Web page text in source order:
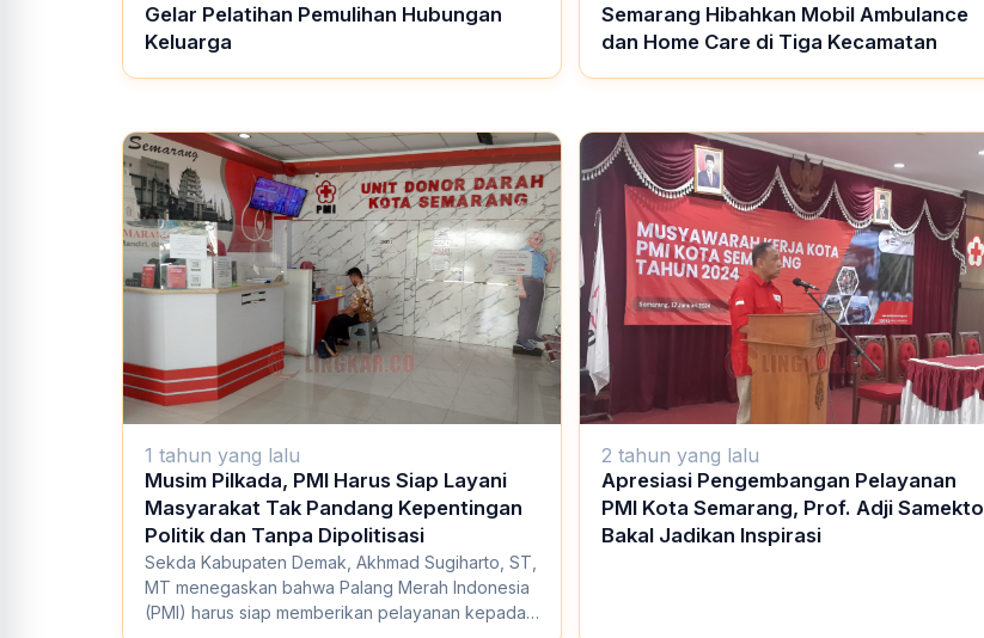
Gelar Pelatihan Pemulihan Hubungan
Keluarga
Semarang Hibahkan Mobil Ambulance
dan Home Care di Tiga Kecamatan
1 tahun yang lalu
Musim Pilkada, PMI Harus Siap Layani
Masyarakat Tak Pandang Kepentingan
Politik dan Tanpa Dipolitisasi
Sekda Kabupaten Demak, Akhmad Sugiharto, ST,
MT menegaskan bahwa Palang Merah Indonesia
(PMI) harus siap memberikan pelayanan kepada
2 tahun yang lalu
Apresiasi Pengembangan Pelayanan
PMI Kota Semarang, Prof. Adji Samekto
Bakal Jadikan Inspirasi